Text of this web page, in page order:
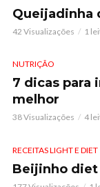
Queijadinha
42 Visualizações 1
NUTRIÇÃO
7 dicas para
melhor
38 Visualizações 4
RECEITAS LIGHT E DIET
Beijinho diet